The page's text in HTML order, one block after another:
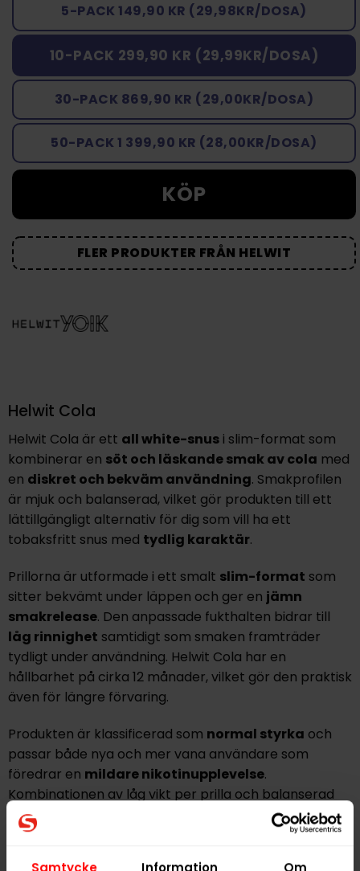
Samtycke Information Om
5-PACK 149,90 KR (29,98KR/DOSA)
10-PACK 299,90 KR (29,99KR/DOSA)
30-PACK 869,90 KR (29,00KR/DOSA)
50-PACK 1 399,90 KR (28,00KR/DOSA)
KÖP
FLER PRODUKTER FRÅN HELWIT
Helwit Cola
Helwit Cola är ett all white-snusi slim-format som
kombinerar en söt och läskande smak av cola med
en diskret och bekväm användning. Smakprofilen
är mjuk och balanserad, vilket gör produkten till ett
lättillgängligt alternativ för dig som vill ha ett
tobaksfritt snus med tydlig karaktär.
Prillorna är utformade i ett smalt slim-format som
sitter bekvämt under läppen och ger en jämn
smakrelease. Den anpassade fukthalten bidrar till
låg rinnighet samtidigt som smaken framträder
tydligt under användning. Helwit Cola har en
hållbarhet på cirka 12 månader, vilket gör den praktisk
även för längre förvaring.
Produkten är klassificerad som normal styrka och
passar både nya och mer vana användare som
föredrar en mildare nikotinupplevelse.
Kombinationen av låg vikt per prilla och balanserad
nikotinnivå ger en behaglig och kontrollerad
användning i vardagen.